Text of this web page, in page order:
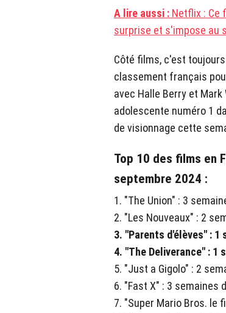
A lire aussi : Netflix : Ce
surprise et s'impose au
Côté films, c'est
classement français
avec Halle Berry et
adolescente numéro 1
de visionnage cette
Top 10 des films en
septembre 2024 :
1. "The Union" : 3
2. "Les Nouveaux" : 2
3. "Parents d'élèves" : 1
4. "The Deliverance" : 1
5. "Just a Gigolo" : 2
6. "Fast X" : 3 semaines
7. "Super Mario Bros. le